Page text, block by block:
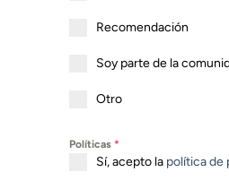
Recomendación
Soy parte de la
Otro
Políticas *
Sí, acepto la política de